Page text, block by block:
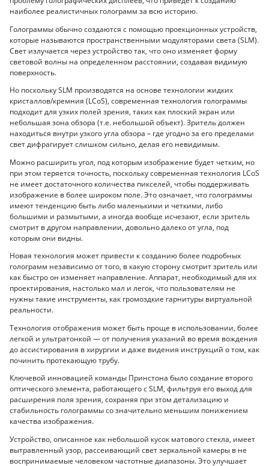
наиболее реалистичных голограмм за всю историю.
Голограммы обычно создаются с помощью проекционных устройств,
которые называются пространственными модуляторами света (SLM).
Свет излучается через устройство так, что оно изменяет форму
световой волны на определенном расстоянии, создавая видимую
поверхность.
Но поскольку SLM производятся на основе технологии жидких
кристаллов/кремния (LCoS), современная технология голограммы
подходит для узких полей зрения, таких как плоский экран или
небольшая зона обзора (т.е. небольшой объект). Зритель должен
находиться внутри узкого угла обзора – где угодно за его пределами
свет дифрагирует слишком сильно, делая его невидимым.
Можно расширить угол, под которым изображение будет четким, но
при этом теряется точность, поскольку современная технология LCoS
не имеет достаточного количества пикселей, чтобы поддерживать
изображение в более широком поле. Это означает, что голограммы
имеют тенденцию быть либо маленькими и четкими, либо
большими и размытыми, а иногда вообще исчезают, если зритель
смотрит в другом направлении, довольно далеко от угла, под
которым они видны.
Новая технология может привести к созданию более подробных
голограмм независимо от того, в какую сторону смотрит зритель или
как быстро он изменяет направление. Аппарат, необходимый для их
проектирования, настолько мал и легок, что пользователям не
нужны такие инструменты, как громоздкие гарнитуры виртуальной
реальности.
Технология отображения может быть проще в использовании, более
легкой и ультратонкой — от получения указаний во время вождения
до ассистирования в хирургии и даже видения инструкций о том, как
починить протекающую трубу.
Ключевой инновацией команды Принстона было создание второго
оптического элемента, работающего с SLM, фильтруя его выход для
расширения поля зрения, сохраняя при этом детализацию и
стабильность голограммы со значительно меньшим понижением
качества изображения.
Устройство, описанное как небольшой кусок матового стекла, имеет
вытравленный узор, рассеивающий свет зеркальной камеры в не
воспринимаемые человеком частотные диапазоны. Это улучшает